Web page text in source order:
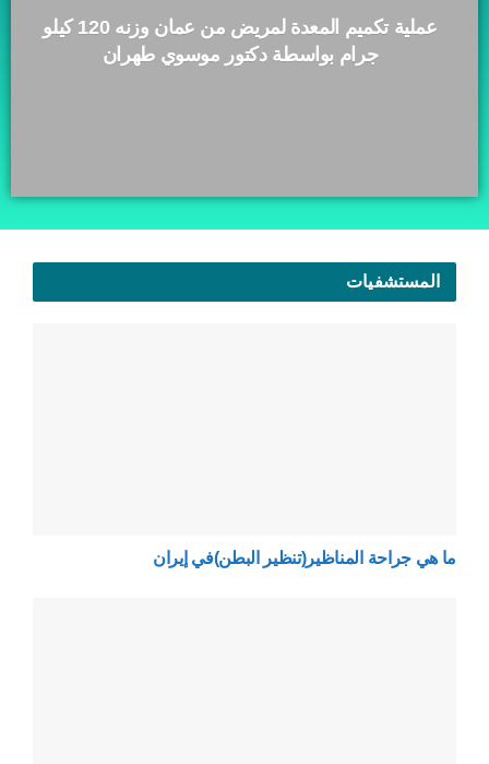
عملية تكميم المعدة لمريض من عمان وزنه 120 كيلو
جرام بواسطة دكتور موسوي طهران
المستشفيات
ما هي جراحة المناظير(تنظير البطن)في إيران